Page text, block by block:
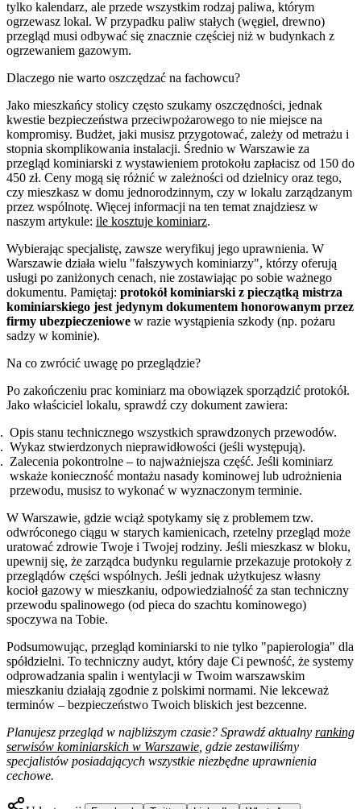
tylko kalendarz, ale przede wszystkim rodzaj paliwa, którym
ogrzewasz lokal. W przypadku paliw stałych (węgiel, drewno)
przegląd musi odbywać się znacznie częściej niż w budynkach z
ogrzewaniem gazowym.
Dlaczego nie warto oszczędzać na fachowcu?
Jako mieszkańcy stolicy często szukamy oszczędności, jednak
kwestie bezpieczeństwa przeciwpożarowego to nie miejsce na
kompromisy. Budżet, jaki musisz przygotować, zależy od metrażu i
stopnia skomplikowania instalacji. Średnio w Warszawie za
przegląd kominiarski z wystawieniem protokołu zapłacisz od 150 do
450 zł. Ceny mogą się różnić w zależności od dzielnicy oraz tego,
czy mieszkasz w domu jednorodzinnym, czy w lokalu zarządzanym
przez wspólnotę. Więcej informacji na ten temat znajdziesz w
naszym artykule: ile kosztuje kominiarz.
Wybierając specjalistę, zawsze weryfikuj jego uprawnienia. W
Warszawie działa wielu "fałszywych kominiarzy", którzy oferują
usługi po zaniżonych cenach, nie zostawiając po sobie ważnego
dokumentu. Pamiętaj: protokół kominiarski z pieczątką mistrza
kominiarskiego jest jedynym dokumentem honorowanym przez
firmy ubezpieczeniowe w razie wystąpienia szkody (np. pożaru
sadzy w kominie).
Na co zwrócić uwagę po przeglądzie?
Po zakończeniu prac kominiarz ma obowiązek sporządzić protokół.
Jako właściciel lokalu, sprawdź czy dokument zawiera:
Opis stanu technicznego wszystkich sprawdzonych przewodów.
Wykaz stwierdzonych nieprawidłowości (jeśli występują).
Zalecenia pokontrolne – to najważniejsza część. Jeśli kominiarz
wskaże konieczność montażu nasady kominowej lub udrożnienia
przewodu, musisz to wykonać w wyznaczonym terminie.
W Warszawie, gdzie wciąż spotykamy się z problemem tzw.
odwróconego ciągu w starych kamienicach, rzetelny przegląd może
uratować zdrowie Twoje i Twojej rodziny. Jeśli mieszkasz w bloku,
upewnij się, że zarządca budynku regularnie przekazuje protokoły z
przeglądów części wspólnych. Jeśli jednak użytkujesz własny
kocioł gazowy w mieszkaniu, odpowiedzialność za stan techniczny
przewodu spalinowego (od pieca do szachtu kominowego)
spoczywa na Tobie.
Podsumowując, przegląd kominiarski to nie tylko "papierologia" dla
spółdzielni. To techniczny audyt, który daje Ci pewność, że systemy
odprowadzania spalin i wentylacji w Twoim warszawskim
mieszkaniu działają zgodnie z polskimi normami. Nie lekceważ
terminów – bezpieczeństwo Twoich bliskich jest bezcenne.
Planujesz przegląd w najbliższym czasie? Sprawdź aktualny ranking
serwisów kominiarskich w Warszawie , gdzie zestawiliśmy
specjalistów posiadających wszystkie niezbędne uprawnienia
cechowe.